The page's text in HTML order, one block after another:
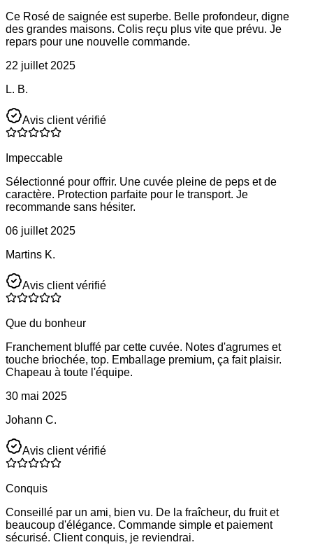
Ce Rosé de saignée est superbe. Belle profondeur, digne
des grandes maisons. Colis reçu plus vite que prévu. Je
repars pour une nouvelle commande.
22 juillet 2025
L. B.
Avis client vérifié
Impeccable
Sélectionné pour offrir. Une cuvée pleine de peps et de
caractère. Protection parfaite pour le transport. Je
recommande sans hésiter.
06 juillet 2025
Martins K.
Avis client vérifié
Que du bonheur
Franchement bluffé par cette cuvée. Notes d'agrumes et
touche briochée, top. Emballage premium, ça fait plaisir.
Chapeau à toute l'équipe.
30 mai 2025
Johann C.
Avis client vérifié
Conquis
Conseillé par un ami, bien vu. De la fraîcheur, du fruit et
beaucoup d'élégance. Commande simple et paiement
sécurisé. Client conquis, je reviendrai.